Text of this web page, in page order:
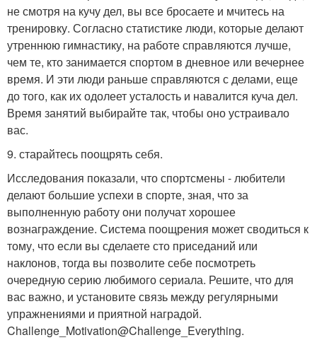
не смотря на кучу дел, вы все бросаете и мчитесь на
тренировку. Согласно статистике люди, которые делают
утреннюю гимнастику, на работе справляются лучше,
чем те, кто занимается спортом в дневное или вечернее
время. И эти люди раньше справляются с делами, еще
до того, как их одолеет усталость и навалится куча дел.
Время занятий выбирайте так, чтобы оно устраивало
вас.
9. старайтесь поощрять себя.
Исследования показали, что спортсмены - любители
делают большие успехи в спорте, зная, что за
выполненную работу они получат хорошее
вознаграждение. Система поощрения может сводиться к
тому, что если вы сделаете сто приседаний или
наклонов, тогда вы позволите себе посмотреть
очередную серию любимого сериала. Решите, что для
вас важно, и установите связь между регулярными
упражнениями и приятной наградой.
Challenge_Motivation@Challenge_Everything.